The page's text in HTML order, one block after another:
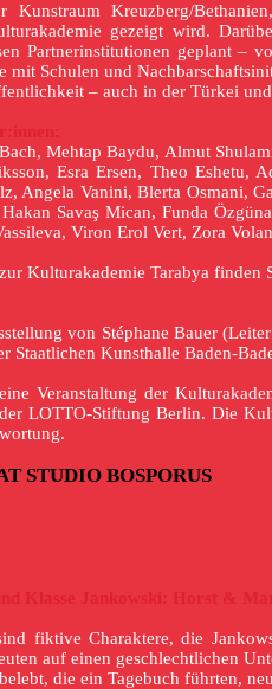
Kunstraum Kreuzberg/
gezeigt wird.
Partnerinstitutionen geplant –
mit Schulen und
– auch in der Türkei
Mehtap Baydu, Almut
Esra Ersen, Theo Eshetu,
Angela Vanini, Blerta Osmani,
Savaş Mican, Funda
Viron Erol Vert, Zora
Kulturakademie Tarabya finden
von Stéphane Bauer
Staatlichen Kunsthalle Baden-
Veranstaltung der
LOTTO-Stiftung Berlin. Die
STUDIO BOSPORUS
fiktive Charaktere, die
auf einen geschlechtlichen
die ein Tagebuch führten,